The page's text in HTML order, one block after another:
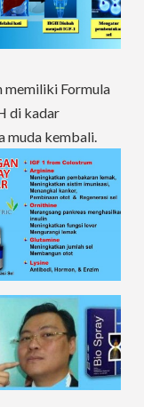
memiliki Formula
di kadar
muda kembali.